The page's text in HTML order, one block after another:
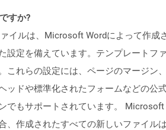
すか?
イルは、Microsoft Wordによって作成
設定を備えています。テンプレート
これらの設定には、ページのマージ
ッドや標準化されたフォームなどの
でもサポートされています。
、作成されたすべての新しいファイ